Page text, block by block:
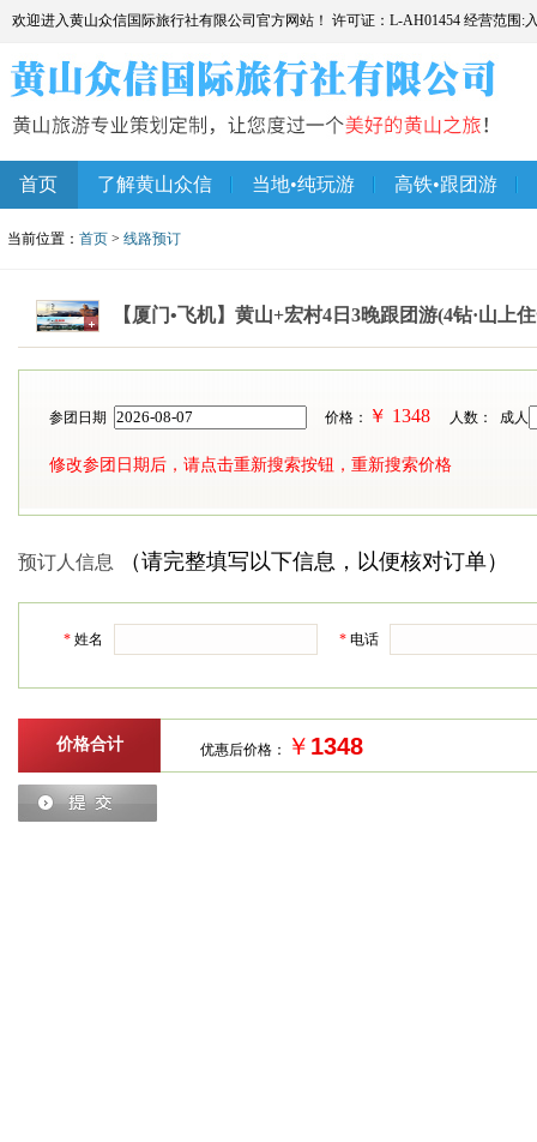
欢迎进入黄山众信国际旅行社有限公司官方网站！ 许可证：L-AH01454 经营范围:
首页 了解黄山众信 当地•纯玩游 高铁•跟团游
当前位置： 首页 > 线路预订
【厦门•飞机】黄山+宏村4日3晚跟团游(4钻·山上
参团日期 价格： ￥ 1348 人数： 成人
修改参团日期后，请点击重新搜索按钮，重新搜索价格
预订人信息 （请完整填写以下信息，以便核对订单）
* 姓名 * 电话
价格合计 优惠后价格： ￥